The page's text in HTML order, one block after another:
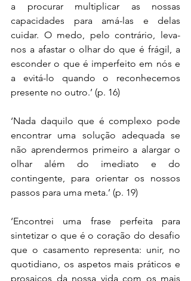
a procurar multiplicar as nossas
capacidades para amá-las e delas
cuidar. O medo, pelo contrário, leva-
nos a afastar o olhar do que é frágil, a
esconder o que é imperfeito em nós e
a evitá-lo quando o reconhecemos
presente no outro.’ (p. 16)
‘Nada daquilo que é complexo pode
encontrar uma solução adequada se
não aprendermos primeiro a alargar o
olhar além do imediato e do
contingente, para orientar os nossos
passos para uma meta.’ (p. 19)
‘Encontrei uma frase perfeita para
sintetizar o que é o coração do desafio
que o casamento representa: unir, no
quotidiano, os aspetos mais práticos e
prosaicos da nossa vida com os mais